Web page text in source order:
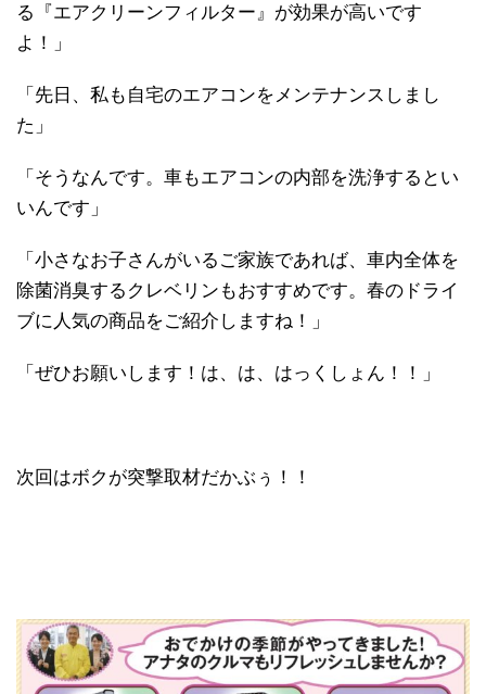
る『エアクリーンフィルター』が効果が高いです
よ！」
「先日、私も自宅のエアコンをメンテナンスしまし
た」
「そうなんです。車もエアコンの内部を洗浄するとい
いんです」
「小さなお子さんがいるご家族であれば、車内全体を
除菌消臭するクレベリンもおすすめです。春のドライ
ブに人気の商品をご紹介しますね！」
「ぜひお願いします！は、は、はっくしょん！！」
次回はボクが突撃取材だかぶぅ！！